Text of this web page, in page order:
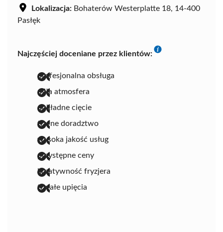
Lokalizacja: Bohaterów Westerplatte 18, 14-400
Pasłęk
Najczęściej doceniane przez klientów:
profesjonalna obsługa
miła atmosfera
dokładne cięcie
trafne doradztwo
wysoka jakość usług
przystępne ceny
kreatywność fryzjera
trwałe upięcia